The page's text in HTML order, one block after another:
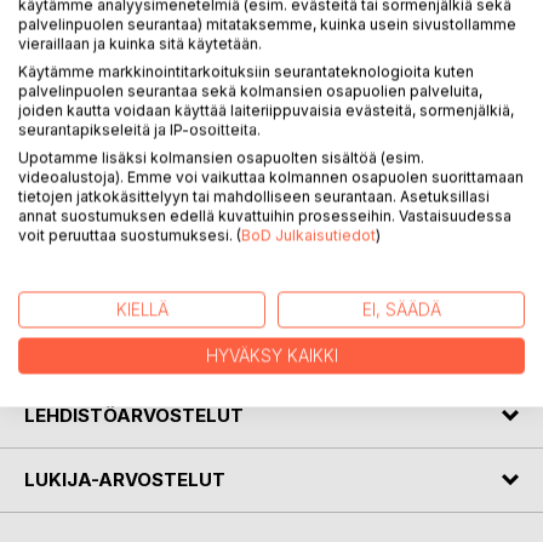
KUVAUS
Sirpa Masalinin runot kertovat hänen elämästään
erityisherkkänä ihmisenä. Kirjassa peilaantuvat ulkomailla
vietettyjen vuosien haasteet. Runot heijastavat Masalinin yli
20 vuotta kestänyttä ikävää Suomeen, omaan äidinkieleen
ja Lappiin.
LEHDISTÖARVOSTELUT
LUKIJA-ARVOSTELUT
käytämme analyysimenetelmiä (esim. evästeitä tai sormenjälkiä sekä
palvelinpuolen seurantaa) mitataksemme, kuinka usein sivustollamme
vieraillaan ja kuinka sitä käytetään.
Käytämme markkinointitarkoituksiin seurantateknologioita kuten
palvelinpuolen seurantaa sekä kolmansien osapuolien palveluita,
joiden kautta voidaan käyttää laiteriippuvaisia evästeitä, sormenjälkiä,
seurantapikseleitä ja IP-osoitteita.
Upotamme lisäksi kolmansien osapuolten sisältöä (esim.
videoalustoja). Emme voi vaikuttaa kolmannen osapuolen suorittamaan
tietojen jatkokäsittelyyn tai mahdolliseen seurantaan. Asetuksillasi
annat suostumuksen edellä kuvattuihin prosesseihin. Vastaisuudessa
voit peruuttaa suostumuksesi. (BoD Julkaisutiedot)
KIELLÄ EI, SÄÄDÄ
HYVÄKSY KAIKKI